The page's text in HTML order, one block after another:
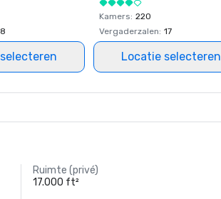
8
Kamers: 220
Vergaderzalen: 17
Locatie selecteren
Ruimte (privé)
17.000 ft²